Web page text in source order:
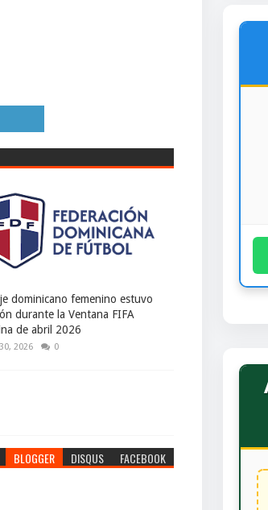
dominicano femenino estuvo
durante la Ventana FIFA
de abril 2026
2026 0
BLOGGER DISQUS FACEBOOK